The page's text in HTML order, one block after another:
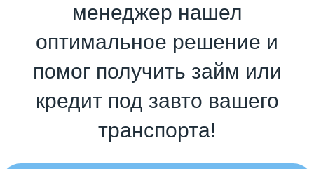
менеджер нашел
оптимальное решение и
помог получить займ или
кредит под завто вашего
транспорта!